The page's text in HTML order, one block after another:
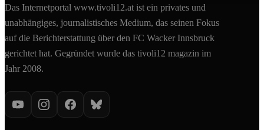
Das Internetportal www.tivoli12.at ist ein privates und
unabhängiges, journalistisches Medium, das seinen Fokus
auf die Berichterstattung über den FC Wacker Innsbruck
gerichtet hat. Gegründet wurde das tivoli12 magazin im
Jahr 2008.